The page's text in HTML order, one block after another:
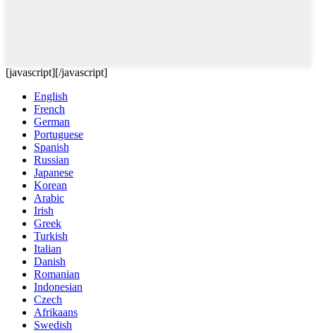
[javascript][/javascript]
English
French
German
Portuguese
Spanish
Russian
Japanese
Korean
Arabic
Irish
Greek
Turkish
Italian
Danish
Romanian
Indonesian
Czech
Afrikaans
Swedish